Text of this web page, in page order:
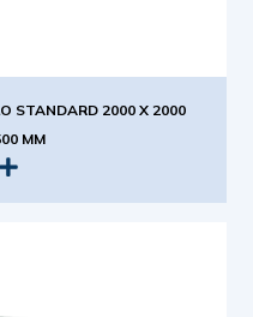
STANDARD 2000 X 2000
MM